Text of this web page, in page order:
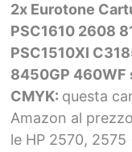
2x Eurotone
PSC1610 2608
PSC1510XI
8450GP
CMYK: questa
Amazon al
le HP 2570,